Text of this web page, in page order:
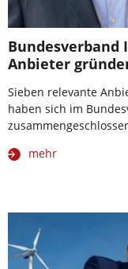
Anbieter
Sieben relevante
haben sich im
mehr